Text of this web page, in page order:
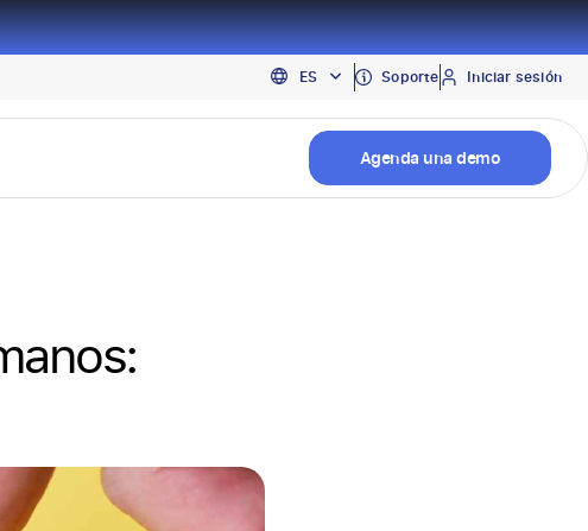
ES
EN
PT
Soporte Iniciar sesión
Agenda una demo